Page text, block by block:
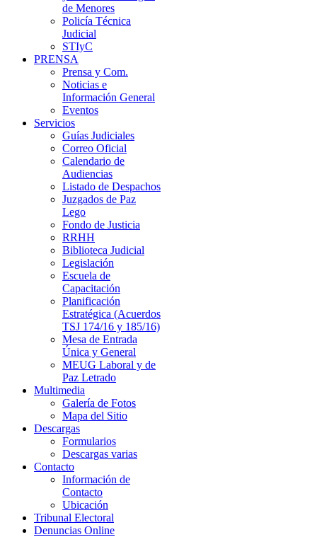
de Menores
Policía Técnica
Judicial
STIyC
PRENSA
Prensa y Com.
Noticias e
Información General
Eventos
Servicios
Guías Judiciales
Correo Oficial
Calendario de
Audiencias
Listado de Despachos
Juzgados de Paz
Lego
Fondo de Justicia
RRHH
Biblioteca Judicial
Legislación
Escuela de
Capacitación
Planificación
Estratégica (Acuerdos
TSJ 174/16 y 185/16)
Mesa de Entrada
Única y General
MEUG Laboral y de
Paz Letrado
Multimedia
Galería de Fotos
Mapa del Sitio
Descargas
Formularios
Descargas varias
Contacto
Información de
Contacto
Ubicación
Tribunal Electoral
Denuncias Online